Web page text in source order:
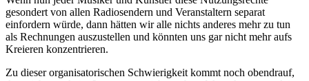
gesondert von allen Radiosendern und Veranstaltern separat
einfordern würde, dann hätten wir alle nichts anderes mehr zu tun
als Rechnungen auszustellen und könnten uns gar nicht mehr aufs
Kreieren konzentrieren.
Zu dieser organisatorischen Schwierigkeit kommt noch obendrauf,